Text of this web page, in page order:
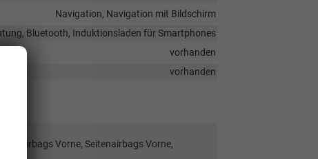
Navigation, Navigation mit Bildschirm
Bluetooth, Induktionsladen für Smartphones
vorhanden
vorhanden
Vorne, Seitenairbags Vorne,